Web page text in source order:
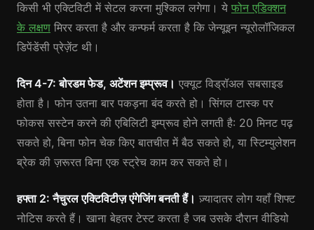
किसी भी एक्टिविटी में सेटल करना मुश्किल लगेगा। ये फोन एडिक्शन
के लक्षण मिरर करता है और कन्फर्म करता है कि जेन्यूइन न्यूरोलॉजिकल
डिपेंडेंसी प्रेज़ेंट थी।
दिन 4-7: बोरडम फेड, अटेंशन इम्प्रूव। एक्यूट विड्रॉअल सबसाइड
होता है। फोन उतना बार पकड़ना बंद करते हो। सिंगल टास्क पर
फोकस सस्टेन करने की एबिलिटी इम्प्रूव होने लगती है: 20 मिनट पढ़
सकते हो, बिना फोन चेक किए बातचीत में बैठ सकते हो, या स्टिम्युलेशन
ब्रेक की ज़रूरत बिना एक स्ट्रेच काम कर सकते हो।
हफ्ता 2: नैचुरल एक्टिविटीज़ एंगेजिंग बनती हैं। ज़्यादातर लोग यहाँ शिफ्ट
नोटिस करते हैं। खाना बेहतर टेस्ट करता है जब उसके दौरान वीडियो